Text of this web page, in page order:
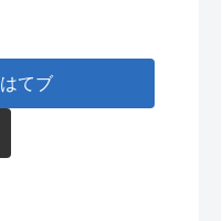
はてブ